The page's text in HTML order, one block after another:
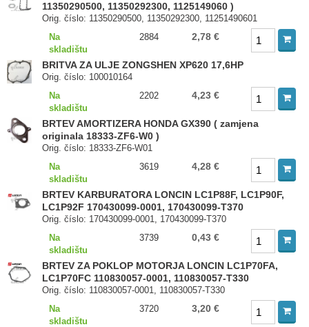
11350290500, 11350292300, 1125149060 )
Orig. číslo: 11350290500, 11350292300, 11251490601
Na
skladištu
2884 2,78 €
BRITVA ZA ULJE ZONGSHEN XP620 17,6HP
Orig. číslo: 100010164
Na
skladištu
2202 4,23 €
BRTEV AMORTIZERA HONDA GX390 ( zamjena
originala 18333-ZF6-W0 )
Orig. číslo: 18333-ZF6-W01
Na
skladištu
3619 4,28 €
BRTEV KARBURATORA LONCIN LC1P88F, LC1P90F,
LC1P92F 170430099-0001, 170430099-T370
Orig. číslo: 170430099-0001, 170430099-T370
Na
skladištu
3739 0,43 €
BRTEV ZA POKLOP MOTORJA LONCIN LC1P70FA,
LC1P70FC 110830057-0001, 110830057-T330
Orig. číslo: 110830057-0001, 110830057-T330
Na
skladištu
3720 3,20 €